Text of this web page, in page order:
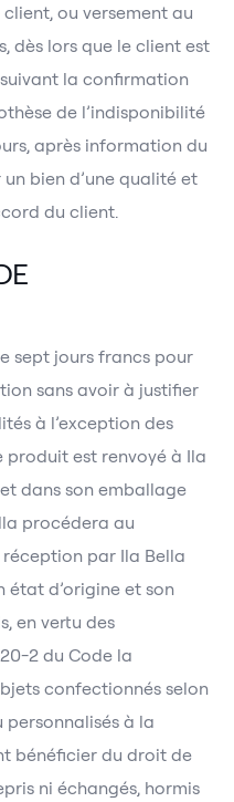
ou versement au
dès lors que le client est
la confirmation
de l’indisponibilité
après information du
bien d’une qualité et
du client.
sept jours francs pour
sans avoir à justifier
à l’exception des
produit est renvoyé à Ila
dans son emballage
procédera au
par Ila Bella
état d’origine et son
en vertu des
2 du Code la
confectionnés selon
à la
bénéficier du droit de
ni échangés, hormis